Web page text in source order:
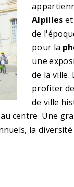
Alpilles
de
pour la
une
de la ville.
profiter
de ville
centre. Une
la